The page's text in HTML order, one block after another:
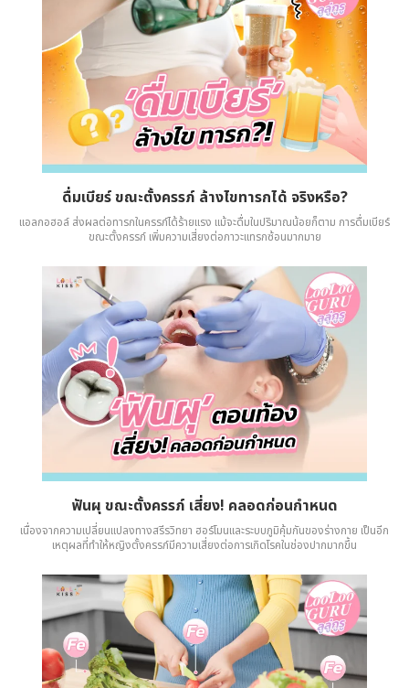
ดื่มเบียร์ ขณะตั้งครรภ์ ล้างไขทารกได้ จริงหรือ?
แอลกอฮอล์ ส่งผลต่อทารกในครรภ์ได้ร้ายแรง แม้จะดื่มในปริมาณน้อยก็ตาม การดื่มเบียร์
ขณะตั้งครรภ์ เพิ่มความเสี่ยงต่อภาวะแทรกซ้อนมากมาย
ฟันผุ ขณะตั้งครรภ์ เสี่ยง! คลอดก่อนกำหนด
เนื่องจากความเปลี่ยนแปลงทางสรีรวิทยา ฮอร์โมนและระบบภูมิคุ้มกันของร่างกาย เป็นอีก
เหตุผลที่ทำให้หญิงตั้งครรภ์มีความเสี่ยงต่อการเกิดโรคในช่องปากมากขึ้น